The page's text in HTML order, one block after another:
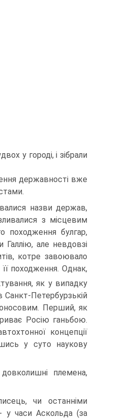
у городі, і зібрали
державності вже
назви держав,
з місцевим
походження булгар,
Галлію, але невдовзі
котре завоювало
походження. Однак,
як у випадку
Санкт-Петербурзькій
Перший, як
Росію ганьбою.
концепції
у суто наукову
племена,
чи останніми
у часи Аскольда (за